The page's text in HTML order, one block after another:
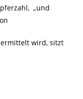
„und
wird, sitzt